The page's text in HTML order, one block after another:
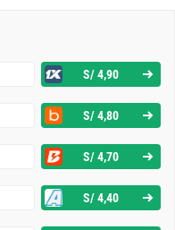
S/ 4,90
S/ 4,80
S/ 4,70
S/ 4,40